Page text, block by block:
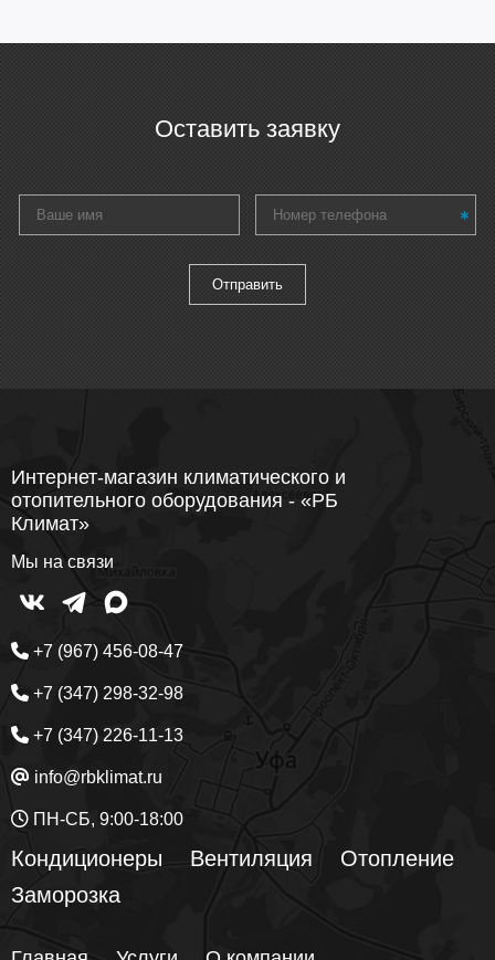
Оставить заявку
Интернет-магазин климатического и
отопительного оборудования - «РБ
Климат»
Мы на связи
+7 (967) 456-08-47
+7 (347) 298-32-98
+7 (347) 226-11-13
info@rbklimat.ru
ПН-СБ, 9:00-18:00
Кондиционеры Вентиляция
Отопление
Заморозка